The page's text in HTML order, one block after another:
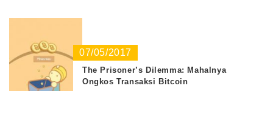
07/05/2017
The Prisoner’s Dilemma: Mahalnya
Ongkos Transaksi Bitcoin